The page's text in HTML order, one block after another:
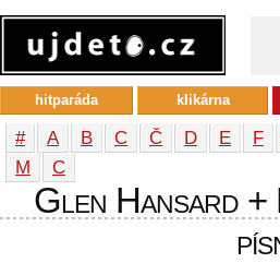
# A B C Č D E F
М
С
Glen Hansard
hitparáda klikárna